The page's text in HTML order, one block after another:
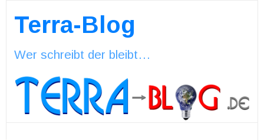
Terra-Blog
Wer schreibt der bleibt…